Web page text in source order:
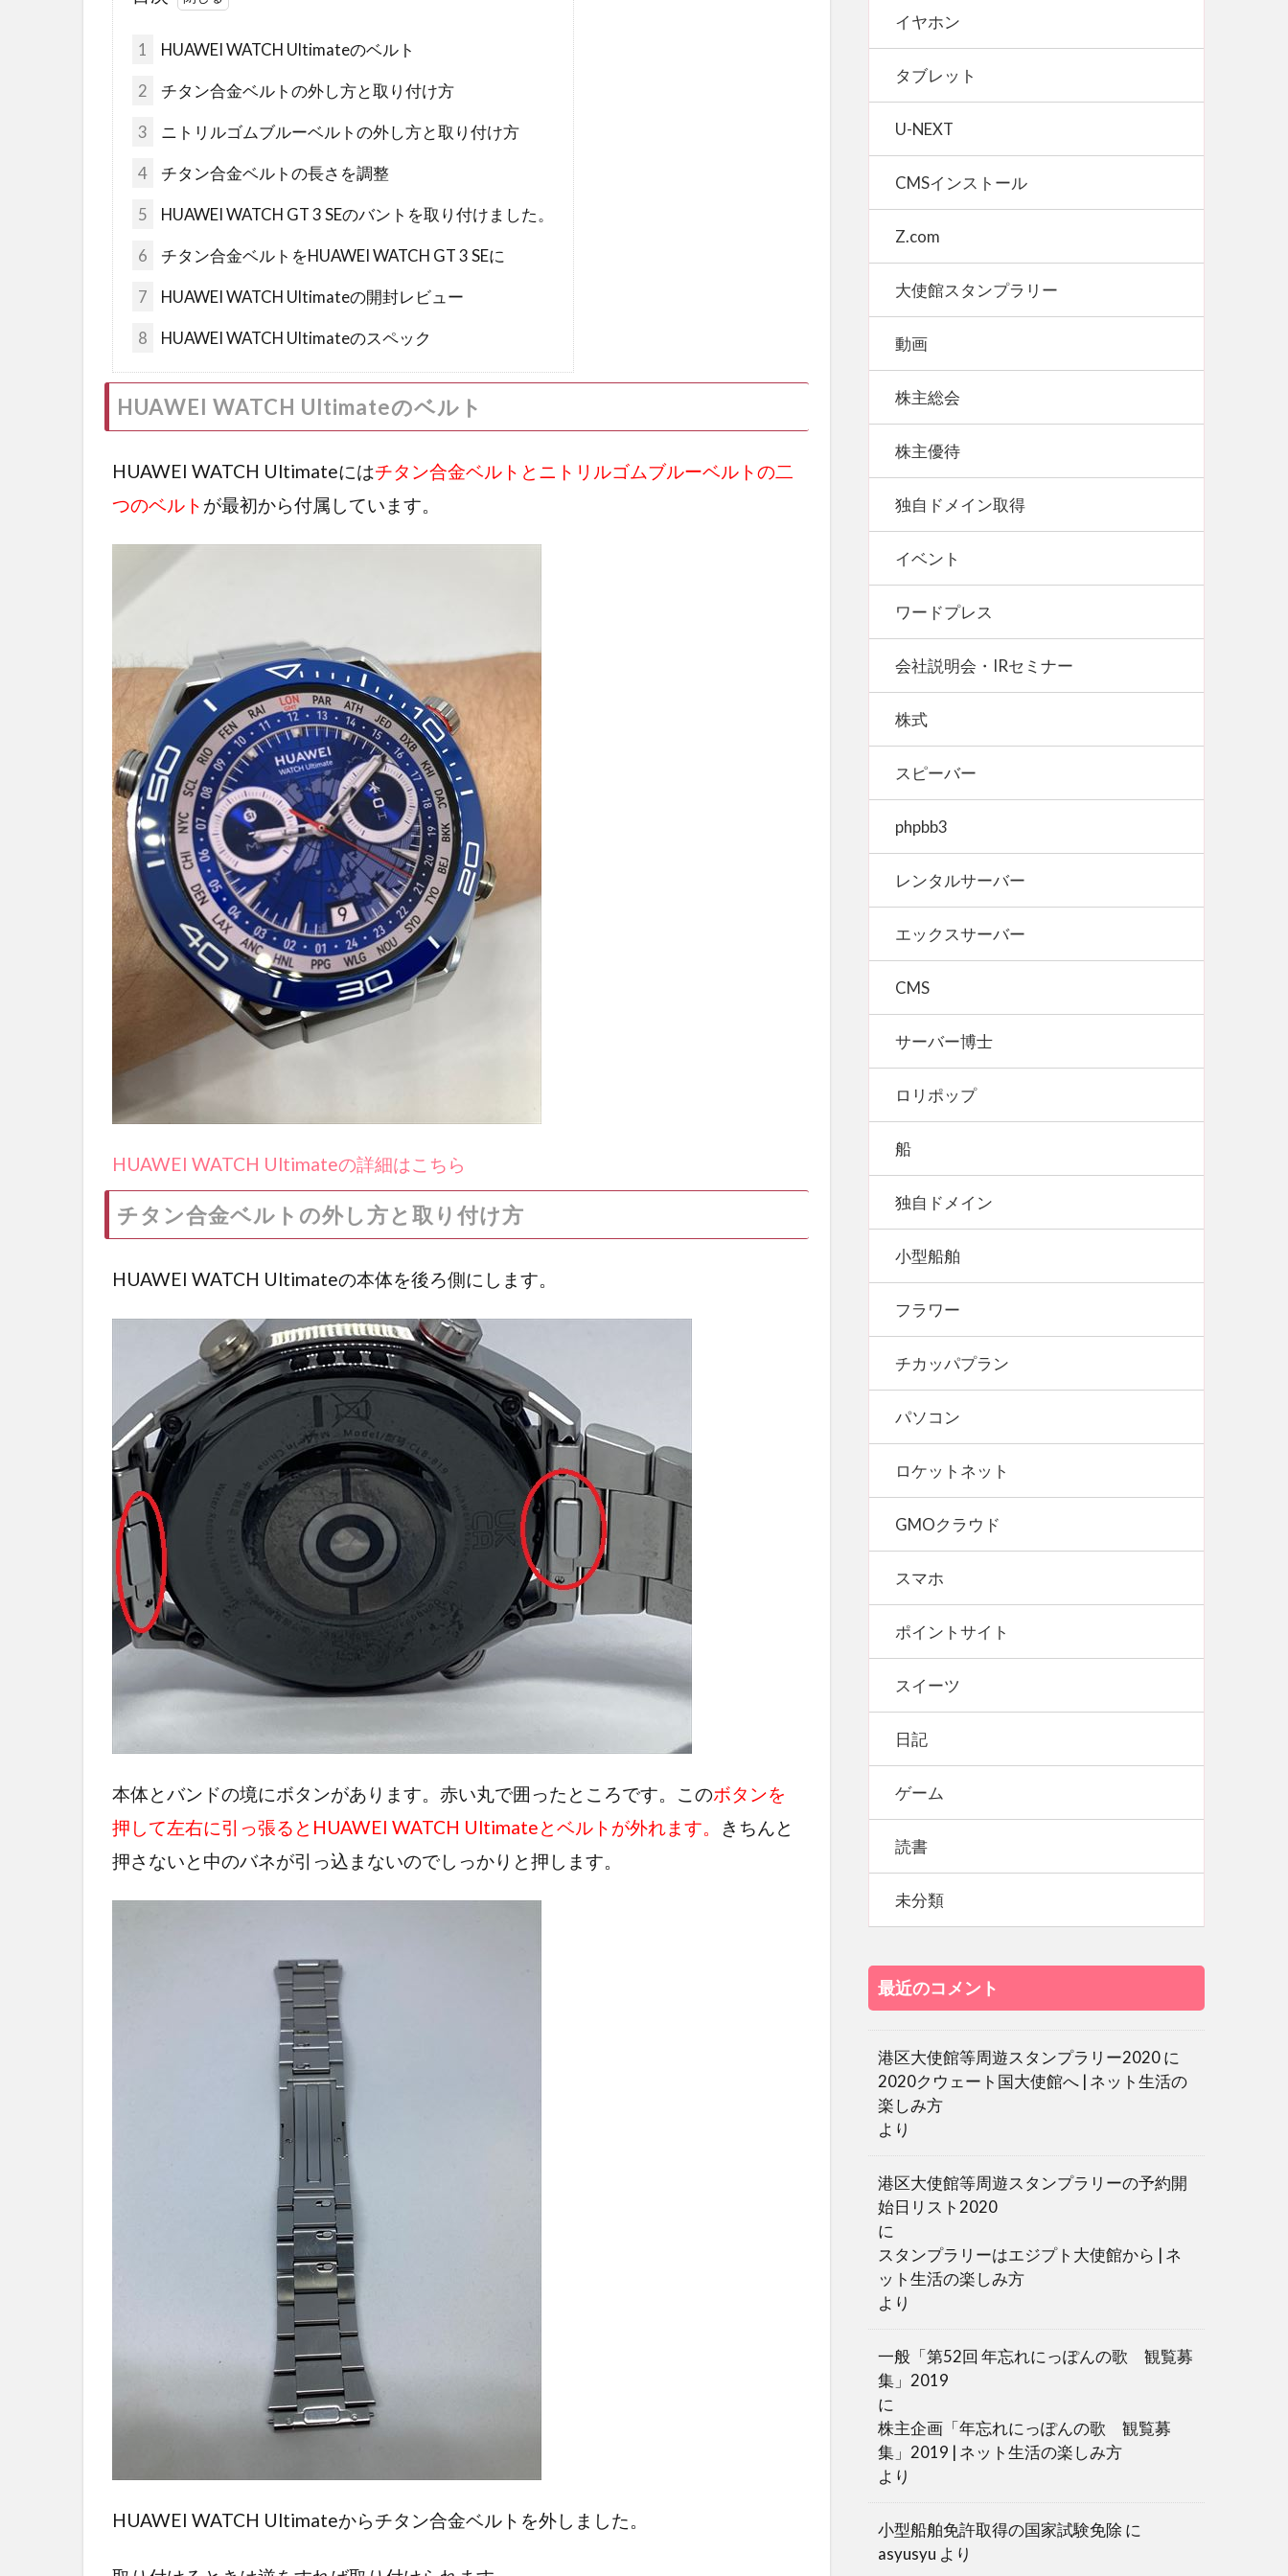
1 HUAWEI WATCH Ultimateのベルト
2 チタン合金ベルトの外し方と取り付け方
3 ニトリルゴムブルーベルトの外し方と取り付け方
4 チタン合金ベルトの長さを調整
5 HUAWEI WATCH GT 3 SEのバントを取り付けました。
6 チタン合金ベルトをHUAWEI WATCH GT 3 SEに
7 HUAWEI WATCH Ultimateの開封レビュー
8 HUAWEI WATCH Ultimateのスペック
HUAWEI WATCH Ultimateのベルト
HUAWEI WATCH Ultimateにはチタン合金ベルトとニトリルゴムブルーベルトの二
つのベルト が最初から付属しています。
HUAWEI WATCH Ultimateの詳細はこちら
チタン合金ベルトの外し方と取り付け方
HUAWEI WATCH Ultimateの本体を後ろ側にします。
本体とバンドの境にボタンがあります。赤い丸で囲ったところです。このボタンを
押して左右に引っ張るとHUAWEI WATCH Ultimateとベルトが外れます。
きちんと
押さないと中のバネが引っ込まないのでしっかりと押します。
HUAWEI WATCH Ultimateからチタン合金ベルトを外しました。
イヤホン
タブレット
U-NEXT
CMSインストール
Z.com
大使館スタンプラリー
動画
株主総会
株主優待
独自ドメイン取得
イベント
ワードプレス
会社説明会・IRセミナー
株式
スピーバー
phpbb3
レンタルサーバー
エックスサーバー
CMS
サーバー博士
ロリポップ
船
独自ドメイン
小型船舶
フラワー
チカッパプラン
パソコン
ロケットネット
GMOクラウド
スマホ
ポイントサイト
スイーツ
日記
ゲーム
読書
未分類
最近のコメント
港区大使館等周遊スタンプラリー2020に
2020クウェート国大使館へ | ネット生活の
楽しみ方
より
港区大使館等周遊スタンプラリーの予約開
始日リスト2020
に
スタンプラリーはエジプト大使館から | ネ
ット生活の楽しみ方
より
一般「第52回 年忘れにっぽんの歌 観覧募
集」2019
に
株主企画「年忘れにっぽんの歌 観覧募
集」2019 | ネット生活の楽しみ方
より
小型船舶免許取得の国家試験免除 に
asyusyu より